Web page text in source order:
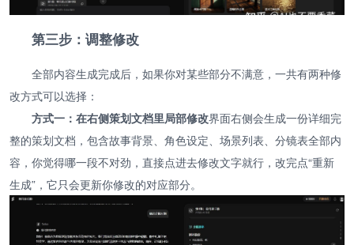
第三步：调整修改
全部内容生成完成后，如果你对某些部分不满意，一共有两种修
改方式可以选择：
方式一：在右侧策划文档里局部修改界面右侧会生成一份详细完
整的策划文档，包含故事背景、角色设定、场景列表、分镜表全部内
容，你觉得哪一段不对劲，直接点进去修改文字就行，改完点“重新
生成”，它只会更新你修改的对应部分。